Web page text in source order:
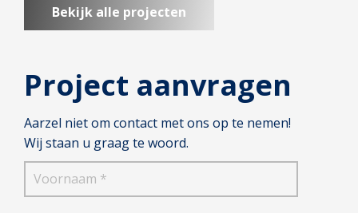
Project aanvragen
Aarzel niet om contact met ons op te nemen!
Wij staan u graag te woord.
Bekijk alle projecten